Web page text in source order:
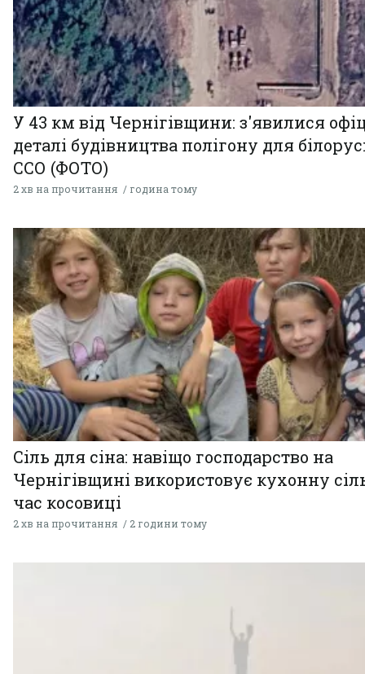
У 43 км від Чернігівщини: з'явилися
деталі будівництва полігону для
ССО (ФОТО)
2 хв на прочитання година тому
Сіль для сіна: навіщо господарство на
Чернігівщині використовує кухонну
час косовиці
2 хв на прочитання 2 години тому